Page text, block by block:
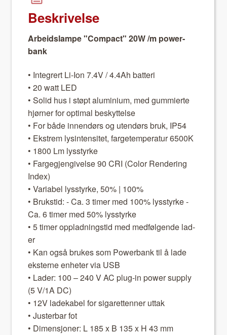
Beskrivelse
Arbei­d­slampe "Com­pact" 20W /m power­
bank
• Inte­gr­ert Li-Ion 7.4V / 4.4Ah bat­teri
• 20 watt LED
• Sol­id hus i støpt alu­mini­um, med gum­mierte
hjørn­er for opti­mal beskyt­telse
• For både innendørs og utendørs bruk, IP54
• Ekstrem lysin­ten­sitet, far­getem­per­atur 6500K
• 1800 Lm lysstyrke
• Fargeg­jen­givelse 90 CRI (Col­or Ren­der­ing
Index)
• Vari­abel lysstyrke, 50% | 100%
• Bruk­stid: - Ca. 3 timer med 100% lysstyrke -
Ca. 6 timer med 50% lysstyrke
• 5 timer opplad­ningstid med med­føl­gende lad­
er
• Kan også brukes som Power­bank til å lade
eksterne enheter via USB
• Lad­er: 100 – 240 V AC plug-in pow­er sup­ply
(5 V/1A DC)
• 12V ladek­a­bel for sigaret­ten­ner uttak
• Juster­bar fot
• Dimen­sjon­er: L 185 x B 135 x H 43 mm